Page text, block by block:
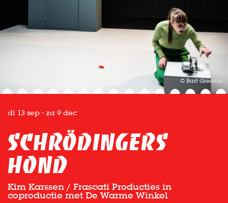
© Bart Grietens
Schrödingers
hond
Kim Karssen / Frascati Producties in
coproductie met De Warme Winkel
di 13 sep - za 9 dec